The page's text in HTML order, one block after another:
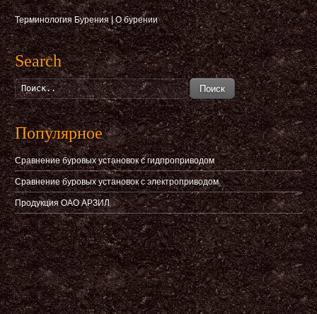
Терминология Бурения|О бурении
Search
Поиск
Популярное
Сравнение буровых установок с гидпроприводом
Сравнение буровых установок с электроприводом
Продукция ОАО АРЗИЛ